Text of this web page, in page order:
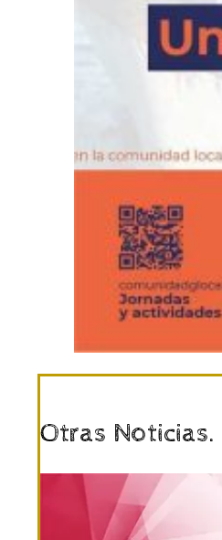
Otras Noticias.